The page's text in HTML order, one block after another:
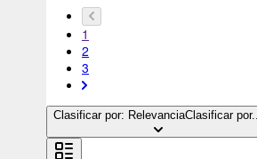
1
2
3
Clasificar por: RelevanciaClasificar por...